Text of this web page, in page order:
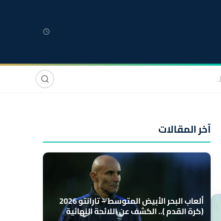
صوت وصورة
آخر المقالات
ألعاب البحر الأبيض المتوسط – تارانتو 2026
(كرة القدم ).. الكشف عن اللائحة النهائية